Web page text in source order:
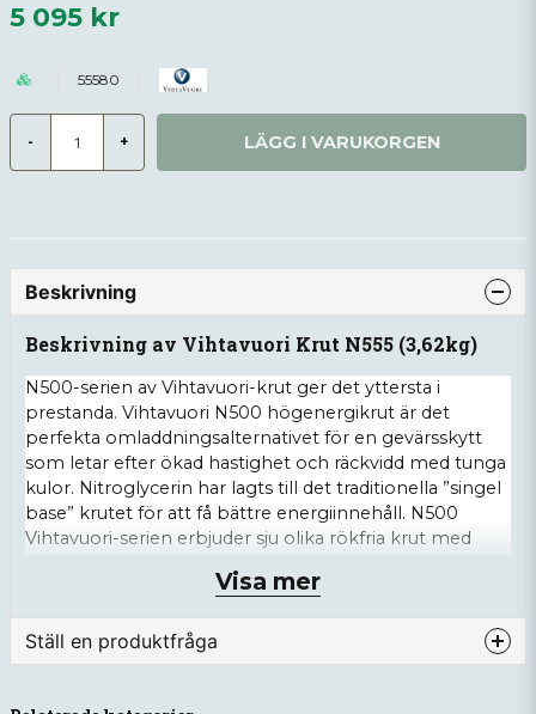
5 095 kr
55580
- + LÄGG I VARUKORGEN
Beskrivning
Beskrivning av Vihtavuori Krut N555 (3,62kg)
N500-serien av Vihtavuori-krut ger det yttersta i
prestanda. Vihtavuori N500 högenergikrut är det
perfekta omladdningsalternativet för en gevärsskytt
som letar efter ökad hastighet och räckvidd med tunga
kulor. Nitroglycerin har lagts till det traditionella ”singel
base” krutet för att få bättre energiinnehåll. N500
Vihtavuori-serien erbjuder sju olika rökfria krut med
olika skjutdiscipliner som målskytte eller jakt på långa
håll.
Vihtavuoris nya N555 rökfria krut är designat för
Creedmoor, 6,5 Creedmoor, .284 Winchester, .260
Visa mer
Ställ en produktfråga
Fråga oss något om denna produkten...